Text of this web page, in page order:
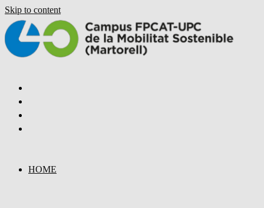
Skip to content
HOME